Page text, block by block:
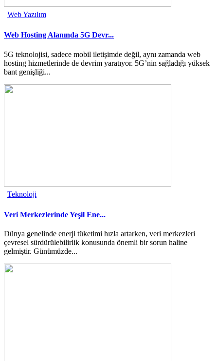
Web Yazılım
Web Hosting Alanında 5G Devr...
5G teknolojisi, sadece mobil iletişimde değil, aynı zamanda web
hosting hizmetlerinde de devrim yaratıyor. 5G’nin sağladığı yüksek
bant genişliği...
Teknoloji
Veri Merkezlerinde Yeşil Ene...
Dünya genelinde enerji tüketimi hızla artarken, veri merkezleri
çevresel sürdürülebilirlik konusunda önemli bir sorun haline
gelmiştir. Günümüzde...